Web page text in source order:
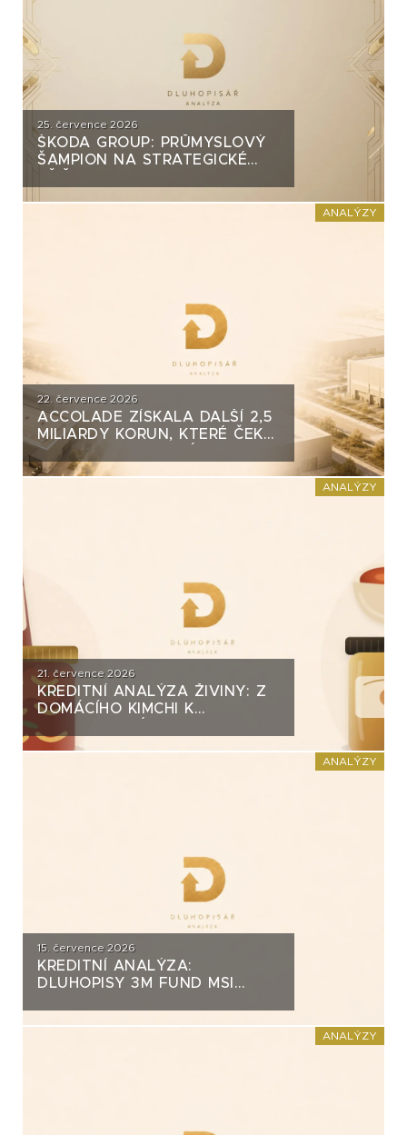
25. července 2026
ŠKODA GROUP: PRŮMYSLOVÝ
ŠAMPION NA STRATEGICKÉ
ANALÝZY
22. července 2026
ACCOLADE ZÍSKALA DALŠÍ 2,5
MILIARDY KORUN, KTERÉ ČEKÁ
V ROCE 2030 VELKÝ TEST. CO
ROZHODNE O JEJICH
ANALÝZY
21. července 2026
KREDITNÍ ANALÝZA ŽIVINY: Z
DOMÁCÍHO KIMCHI K
ZA PŮL MILIARDY
ANALÝZY
15. července 2026
KREDITNÍ ANALÝZA:
DLUHOPISY 3M FUND MSI
ANALÝZY